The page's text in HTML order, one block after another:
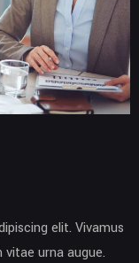
elit. Vivamus
urna augue.